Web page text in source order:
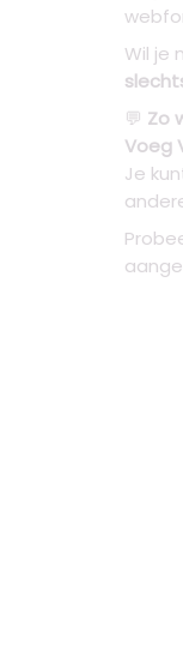
Wil je
💬 Zo
Voeg
Je